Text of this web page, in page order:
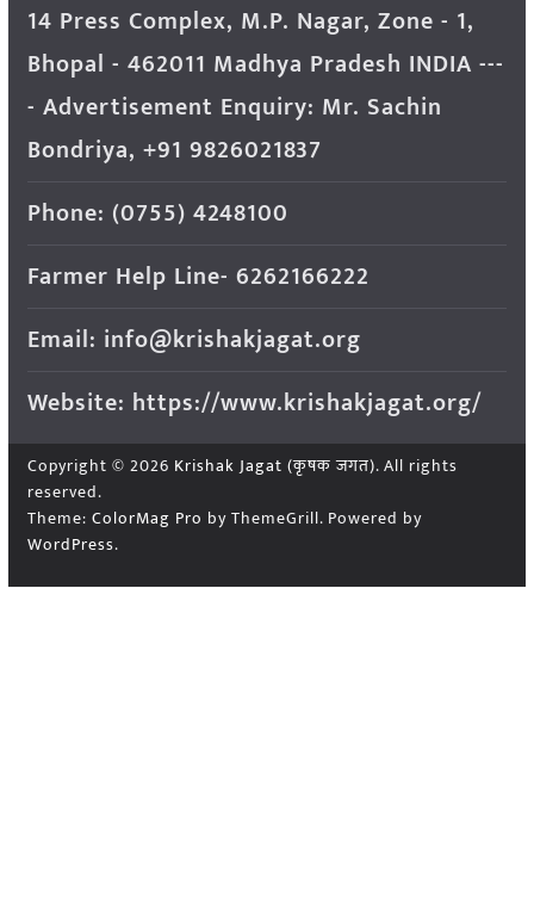
14 Press Complex, M.P. Nagar, Zone - 1,
Bhopal - 462011 Madhya Pradesh INDIA ---
- Advertisement Enquiry: Mr. Sachin
Bondriya, +91 9826021837
Phone: (0755) 4248100
Farmer Help Line- 6262166222
Email: info@krishakjagat.org
Website: https://www.krishakjagat.org/
Copyright © 2026 Krishak Jagat (कृषक जगत). All rights
reserved.
Theme: ColorMag Pro by ThemeGrill. Powered by
WordPress.